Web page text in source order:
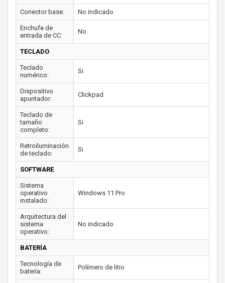
Conector base: No indicado
Enchufe de
entrada de CC:
No
TECLADO
Teclado
numérico:
Si
Dispositivo
apuntador:
Clickpad
Teclado de
tamaño
completo:
Si
Retroiluminación
de teclado:
Si
SOFTWARE
Sistema
operativo
instalado:
Windows 11 Pro
Arquitectura del
sistema
operativo:
No indicado
BATERÍA
Tecnología de
batería:
Polímero de litio